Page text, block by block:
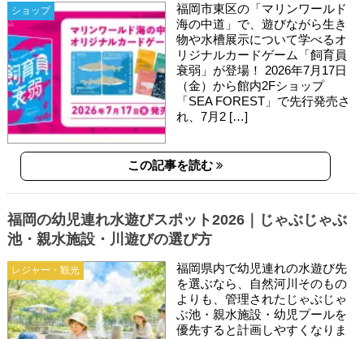
ショップ
福岡市東区の「マリンワールド
海の中道」で、遊びながら生き
物や水槽展示について学べるオ
リジナルカードゲーム「飼育員
衰弱」が登場！ 2026年7月17日
（金）から館内2Fショップ
「SEA FOREST」で先行発売さ
れ、7月2 […]
この記事を読む
レジャー・観光
福岡の幼児連れ水遊びスポット2026｜じゃぶじゃぶ
池・親水施設・川遊びの選び方
福岡県内で幼児連れの水遊び先
を選ぶなら、自然河川そのもの
よりも、管理されたじゃぶじゃ
ぶ池・親水施設・幼児プールを
優先すると計画しやすくなりま